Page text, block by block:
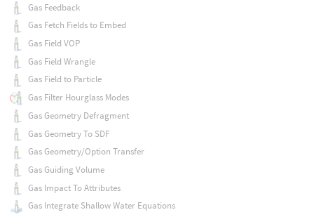
Gas Feedback
Gas Fetch Fields to Embed
Gas Field VOP
Gas Field Wrangle
Gas Field to Particle
Gas Filter Hourglass Modes
Gas Geometry Defragment
Gas Geometry To SDF
Gas Geometry/Option Transfer
Gas Guiding Volume
Gas Impact To Attributes
Gas Integrate Shallow Water Equations